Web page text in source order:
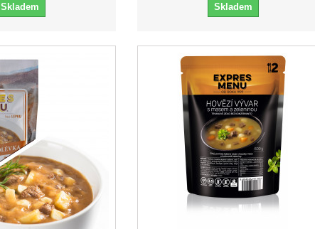
Skladem Skladem